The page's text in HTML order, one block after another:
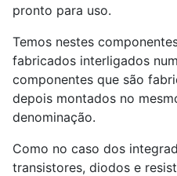
pronto para uso.
Temos nestes
fabricados interligados
componentes que são
depois montados no
denominação.
Como no caso dos
transistores, diodos e